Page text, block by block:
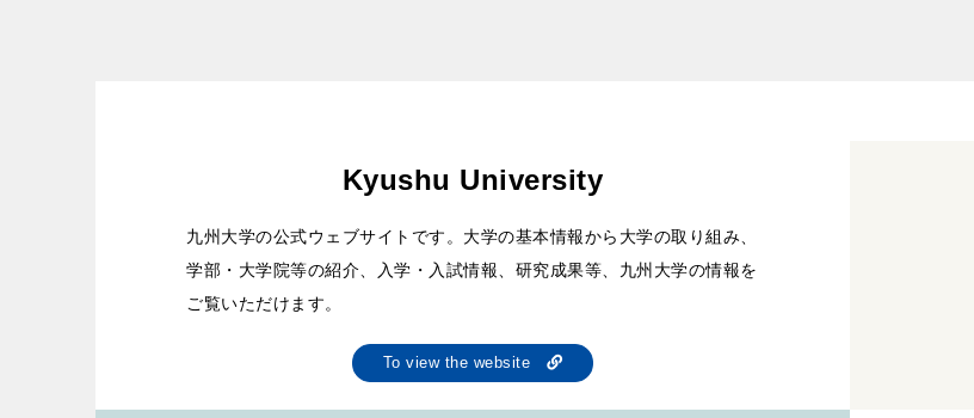
Kyushu University
九州大学の公式ウェブサイトです。大学の基本情報から大学の取り組み、
学部・大学院等の紹介、入学・入試情報、研究成果等、九州大学の情報を
ご覧いただけます。
To view the website